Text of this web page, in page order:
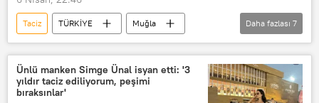
Taciz TÜRKİYE
Muğla
Cinsel taciz
Kadına yönelik taciz
Sözlü taciz
iş
iş yeri
Öğrenci
Türk öğrenci
Daha fazlası 7
Ünlü manken Simge Ünal isyan etti: '3
yıldır taciz ediliyorum, peşimi
bıraksınlar'